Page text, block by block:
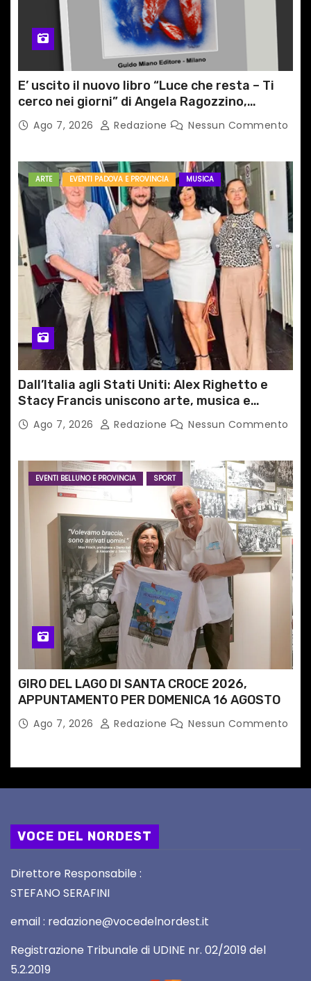
E’ uscito il nuovo libro “Luce che resta – Ti
cerco nei giorni” di Angela Ragozzino,
medico primario di Capua
Ago 7, 2026 Redazione Nessun Commento
ARTE EVENTI PADOVA E PROVINCIA MUSICA
Dall’Italia agli Stati Uniti: Alex Righetto e
Stacy Francis uniscono arte, musica e
tecnologia in un nuovo progetto
internazionale”
Ago 7, 2026 Redazione Nessun Commento
EVENTI BELLUNO E PROVINCIA SPORT
GIRO DEL LAGO DI SANTA CROCE 2026,
APPUNTAMENTO PER DOMENICA 16 AGOSTO
Ago 7, 2026 Redazione Nessun Commento
VOCE DEL NORDEST
Direttore Responsabile :
STEFANO SERAFINI
email : redazione@vocedelnordest.it
Registrazione Tribunale di UDINE nr. 02/2019 del
5.2.2019